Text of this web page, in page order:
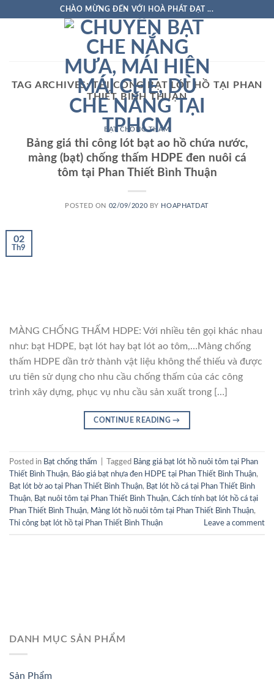
CHÀO MỪNG ĐẾN VỚI HOÀ PHÁT ĐẠT ...
TAG ARCHIVES:THI CÔNG BẠT LÓT HỒ TẠI PHAN
THIẾT BÌNH THUẬN
BẠT CHỐNG THẤM
Bảng giá thi công lót bạt ao hồ chứa nước,
màng (bạt) chống thấm HDPE đen nuôi cá
tôm tại Phan Thiết Bình Thuận
POSTED ON 02/09/2020 BY HOAPHATDAT
02
Th9
MÀNG CHỐNG THẤM HDPE: Với nhiều tên gọi khác nhau
như: bạt HDPE, bạt lót hay bạt lót ao tôm,…Màng chống
thấm HDPE dần trở thành vật liệu không thể thiếu và được
ưu tiên sử dụng cho nhu cầu chống thấm của các công
trình xây dựng, phục vụ nhu cầu sản xuất trong […]
CONTINUE READING→
Posted in Bạt chống thấm Tagged Bảng giá bạt lót hồ nuôi tôm tại Phan
Thiết Bình Thuận, Báo giá bạt nhựa đen HDPE tại Phan Thiết Bình Thuận,
Bạt lót bờ ao tại Phan Thiết Bình Thuận, Bạt lót hồ cá tại Phan Thiết Bình
Thuận, Bạt nuôi tôm tại Phan Thiết Bình Thuận, Cách tính bạt lót hồ cá tại
Phan Thiết Bình Thuận, Màng lót hồ nuôi tôm tại Phan Thiết Bình Thuận,
Thi công bạt lót hồ tại Phan Thiết Bình Thuận
Leave a comment
DANH MỤC SẢN PHẨM
Sản Phẩm